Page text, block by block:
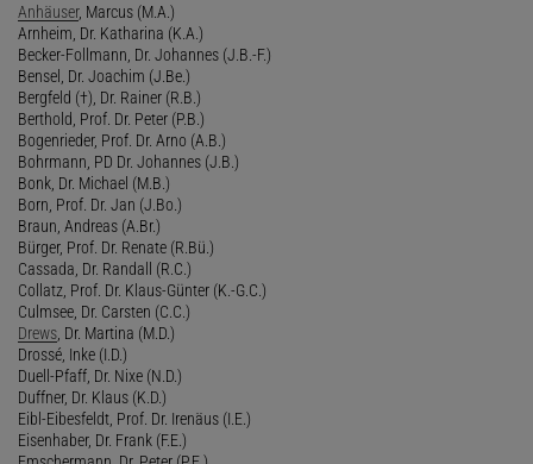
Anhäuser, Marcus (M.A.)
Arnheim, Dr. Katharina (K.A.)
Becker-Follmann, Dr. Johannes (J.B.-F.)
Bensel, Dr. Joachim (J.Be.)
Bergfeld (†), Dr. Rainer (R.B.)
Berthold, Prof. Dr. Peter (P.B.)
Bogenrieder, Prof. Dr. Arno (A.B.)
Bohrmann, PD Dr. Johannes (J.B.)
Bonk, Dr. Michael (M.B.)
Born, Prof. Dr. Jan (J.Bo.)
Braun, Andreas (A.Br.)
Bürger, Prof. Dr. Renate (R.Bü.)
Cassada, Dr. Randall (R.C.)
Collatz, Prof. Dr. Klaus-Günter (K.-G.C.)
Culmsee, Dr. Carsten (C.C.)
Drews , Dr. Martina (M.D.)
Drossé, Inke (I.D.)
Duell-Pfaff, Dr. Nixe (N.D.)
Duffner, Dr. Klaus (K.D.)
Eibl-Eibesfeldt, Prof. Dr. Irenäus (I.E.)
Eisenhaber, Dr. Frank (F.E.)